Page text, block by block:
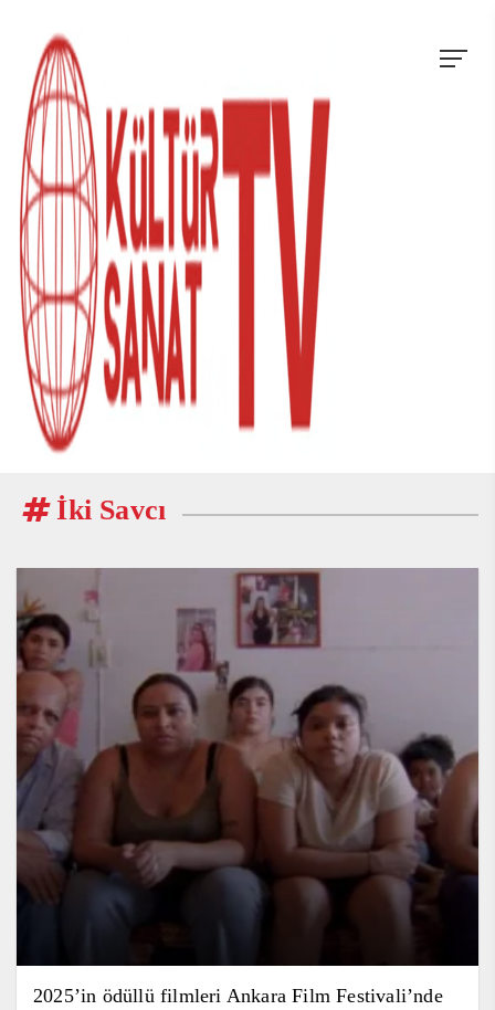
İki Savcı
2025’in ödüllü filmleri Ankara Film Festivali’nde